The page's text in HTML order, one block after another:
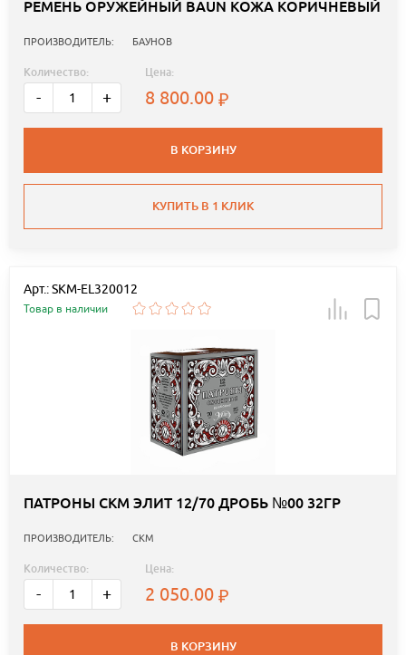
РЕМЕНЬ ОРУЖЕЙНЫЙ BAUN КОЖА КОРИЧНЕВЫЙ
ПРОИЗВОДИТЕЛЬ: БАУНОВ
Количество:
- +
Цена:
8 800.00
В КОРЗИНУ
КУПИТЬ В 1 КЛИК
Арт.: SKM-EL320012
Товар в наличии
ПАТРОНЫ СКМ ЭЛИТ 12/70 ДРОБЬ №00 32ГР
ПРОИЗВОДИТЕЛЬ: СКМ
Количество:
- +
Цена:
2 050.00
В КОРЗИНУ